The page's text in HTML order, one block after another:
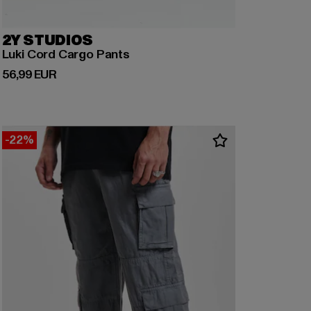
2Y STUDIOS
Luki Cord Cargo Pants
56,99 EUR
Derzeitiger Preis: 56,99 EUR
-22%